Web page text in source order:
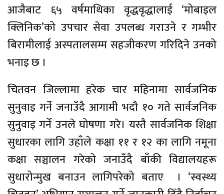
आजैबाट ६५ वर्षमाथिका वृद्धवृद्धालाई ‘मोबाइल
क्लिनिक’को उपचार सेवा उपलब्ध गराउने र गम्भीर
बिरामीलाई अस्पतालसम्म सहजीकरण गरिदिने उनको
भनाइ छ ।
चितवन जिल्लामा हरेक चार महिनामा सार्वजनिक
सुनुवाइ गर्ने जनाउँदै आगामी भदौ १० गते सार्वजनिक
सुनुवाइ गर्ने उनले घोषणा गरे। यस्तै सार्वजनिक शिक्षा
सुधारका लागि उहाँले कक्षा ११ र १२ का लागि नमूना
कक्षा सञ्चालन गरेको जनाउँदै बाँकी विद्यालयहरू
सुधारोन्मुख बनाउन लागिपरेको बताए । ‘स्वस्थ्य